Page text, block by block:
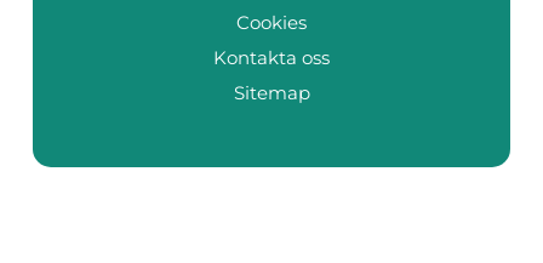
Cookies
Kontakta oss
Sitemap